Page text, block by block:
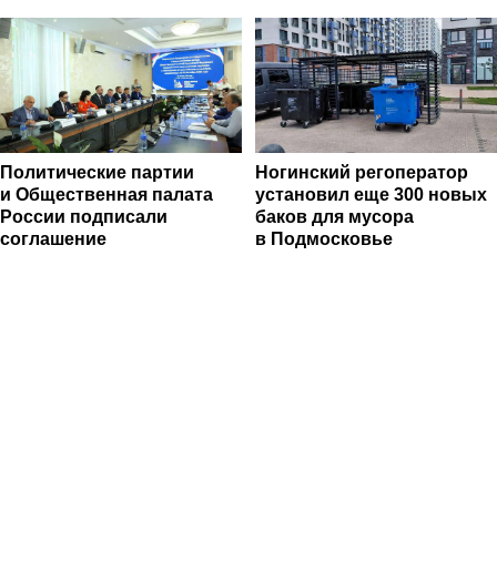
Политические партии
и Общественная палата
России подписали
соглашение
Ногинский регоператор
установил еще 300 новых
баков для мусора
в Подмосковье